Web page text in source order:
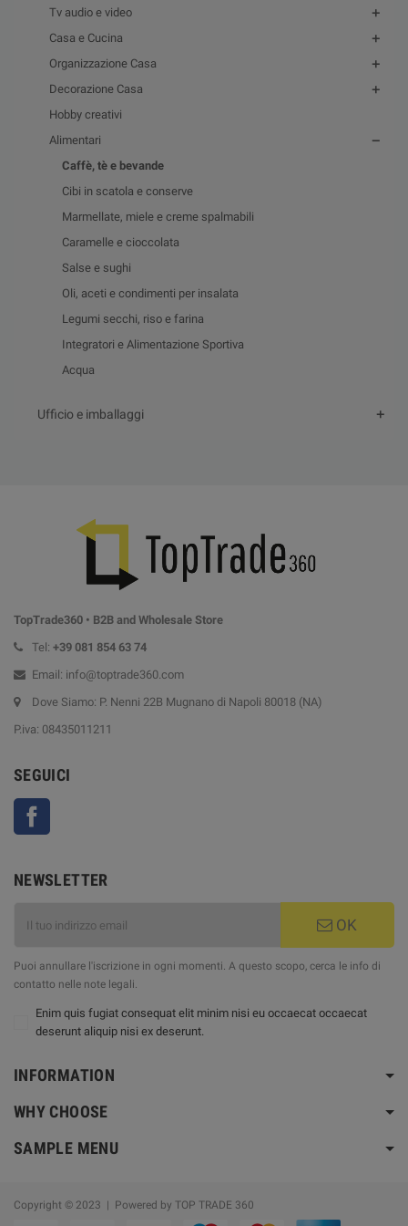
Tv audio e video
Casa e Cucina
Organizzazione Casa
Decorazione Casa
Hobby creativi
Alimentari
Caffè, tè e bevande
Cibi in scatola e conserve
Marmellate, miele e creme spalmabili
Caramelle e cioccolata
Salse e sughi
Oli, aceti e condimenti per insalata
Legumi secchi, riso e farina
Integratori e Alimentazione Sportiva
Acqua
Ufficio e imballaggi
TopTrade360 • B2B and Wholesale Store
Tel: +39 081 854 63 74
Email: info@toptrade360.com
Dove Siamo: P. Nenni 22B Mugnano di Napoli 80018 (NA)
P.iva: 08435011211
SEGUICI
NEWSLETTER
OK
Puoi annullare l'iscrizione in ogni momenti. A questo scopo, cerca le info di
contatto nelle note legali.
Enim quis fugiat consequat elit minim nisi eu occaecat occaecat
deserunt aliquip nisi ex deserunt.
INFORMATION
WHY CHOOSE
SAMPLE MENU
Copyright © 2023 | Powered by TOP TRADE 360